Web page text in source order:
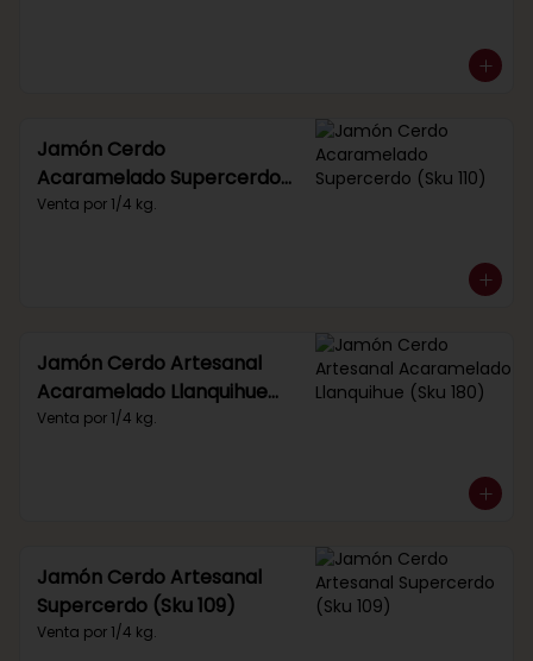
Jamón Cerdo
Acaramelado Supercerdo
(Sku 110)
Venta por 1/4 kg.
Jamón Cerdo Artesanal
Acaramelado Llanquihue
(Sku 180)
Venta por 1/4 kg.
Jamón Cerdo Artesanal
Supercerdo (Sku 109)
Venta por 1/4 kg.